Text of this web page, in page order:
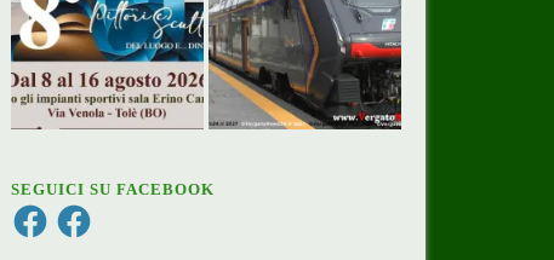
SEGUICI SU FACEBOOK
FacebookFacebook